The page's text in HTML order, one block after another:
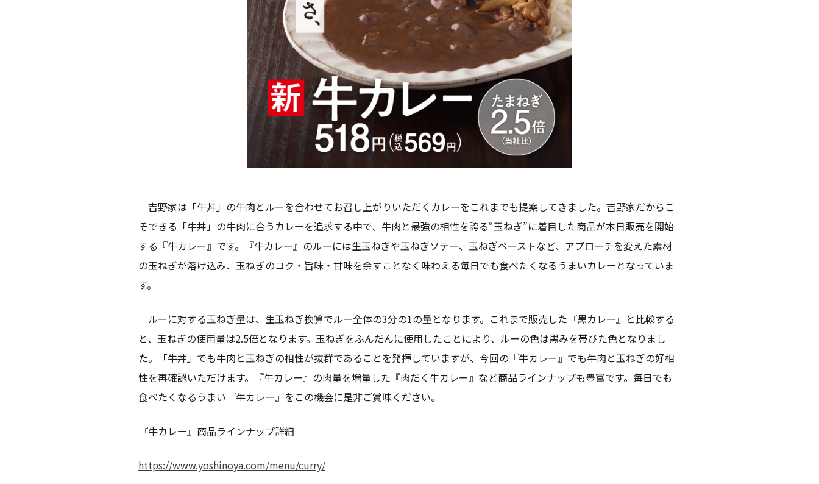
吉野家は「牛丼」の牛肉とルーを合わせてお召し上がりいただくカレーをこれまでも提案してきました。吉野家だからこ
そできる「牛丼」の牛肉に合うカレーを追求する中で、牛肉と最強の相性を誇る“玉ねぎ”に着目した商品が本日販売を開始
する『牛カレー』です。『牛カレー』のルーには生玉ねぎや玉ねぎソテー、玉ねぎペーストなど、アプローチを変えた素材
の玉ねぎが溶け込み、玉ねぎのコク・旨味・甘味を余すことなく味わえる毎日でも食べたくなるうまいカレーとなっていま
す。
ルーに対する玉ねぎ量は、生玉ねぎ換算でルー全体の3分の1の量となります。これまで販売した『黒カレー』と比較する
と、玉ねぎの使用量は2.5倍となります。玉ねぎをふんだんに使用したことにより、ルーの色は黒みを帯びた色となりまし
た。「牛丼」でも牛肉と玉ねぎの相性が抜群であることを発揮していますが、今回の『牛カレー』でも牛肉と玉ねぎの好相
性を再確認いただけます。『牛カレー』の肉量を増量した『肉だく牛カレー』など商品ラインナップも豊富です。毎日でも
食べたくなるうまい『牛カレー』をこの機会に是非ご賞味ください。
『牛カレー』商品ラインナップ詳細
https://www.yoshinoya.com/menu/curry/